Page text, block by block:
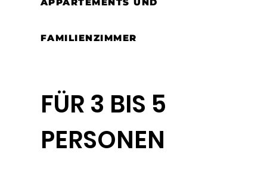
APPARTEMENTS UND
FAMILIENZIMMER
FÜR 3 BIS 5
PERSONEN